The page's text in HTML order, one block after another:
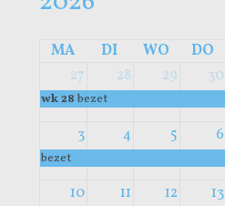
MA DI WO DO
27
28 29 30
wk 28 bezet
3 4 5 6
bezet
10 11 12 13